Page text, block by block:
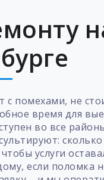
с помехами, не
время для
во все
услуги
если поломка